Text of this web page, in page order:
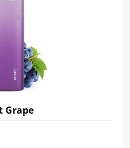
Grape